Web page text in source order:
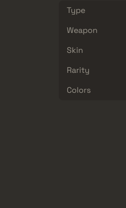
Type
Weapon
Skin
Rarity
Colors